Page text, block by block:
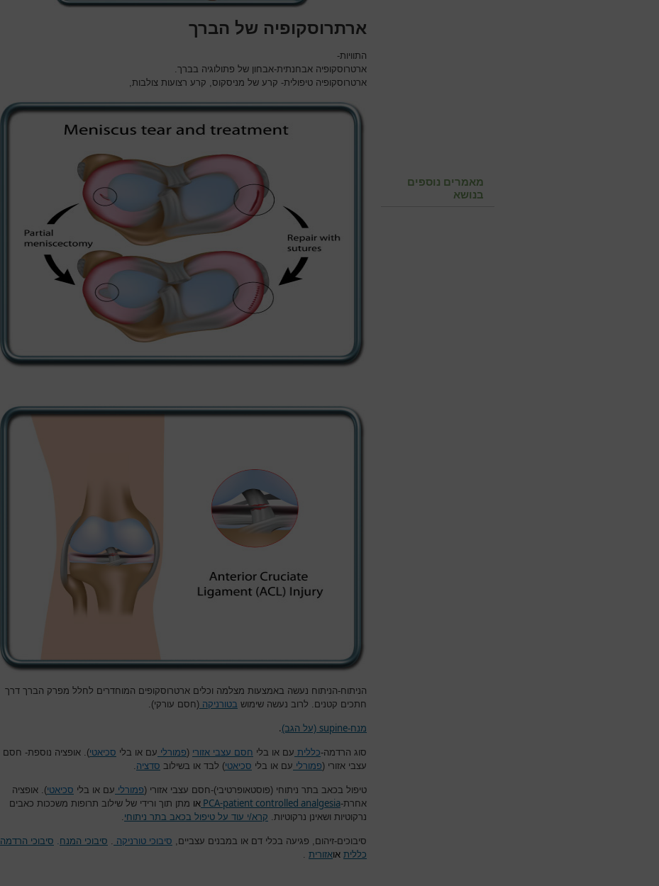
ארתרוסקופיה של הברך
התוויות-
ארטרוסקופיה אבחנתית-אבחון של פתולוגיה בברך.
ארטרוסקופיה טיפולית- קרע של מניסקוס, קרע רצועות צולבות,
הניתוח-הניתוח נעשה באמצעות מצלמה וכלים ארטרוסקופים המוחדרים לחלל מפרק הברך דרך
חתכים קטנים. לרוב נעשה שימוש בטורניקה (חסם עורקי).
מנח-supine (על הגב).
סוג הרדמה-כללית עם או בלי חסם עצבי אזורי (פמורלי עם או בלי סכיאטי). אופציה נוספת- חסם
עצבי אזורי (פמורלי עם או בלי סכיאטי) לבד או בשילוב סדציה.
טיפול בכאב בתר ניתוחי (פוסטאופרטיבי)-חסם עצבי אזורי (פמורלי עם או בלי סכיאטי). אופציה
אחרת-PCA-patient controlled analgesia או מתן תוך ורידי של שילוב תרופות משככות כאבים
נרקוטיות ושאינן נרקוטיות. קרא/י עוד על טיפול בכאב בתר ניתוחי.
סיבוכים-זיהום, פגיעה בכלי דם או במבנים עצביים, סיבוכי טורניקה . סיבוכי המנח. סיבוכי הרדמה
כללית אואזורית .
מאמרים נוספים
בנושא